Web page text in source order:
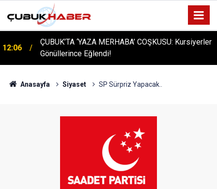
12:06
ÇUBUK’TA ‘YAZA MERHABA’ COŞKUSU: Kursiyerler
Gönüllerince Eğlendi!
Anasayfa Siyaset SP Sürpriz Yapacak..